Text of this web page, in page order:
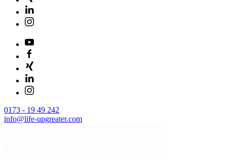
0173 - 19 49 242
info@life-upgreater.com